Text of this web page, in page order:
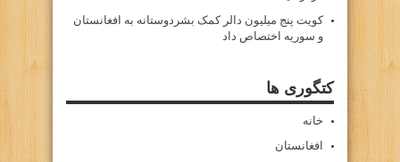
کویت پنج میلیون دالر کمک بشردوستانه به افغانستان
و سوریه اختصاص داد
کتگوری ها
خانه
افغانستان